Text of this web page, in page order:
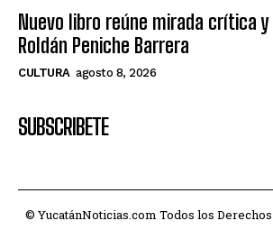
Nuevo libro reúne mirada crítica
Roldán Peniche Barrera
CULTURA agosto 8, 2026
SUBSCRIBETE
© YucatánNoticias.com Todos los